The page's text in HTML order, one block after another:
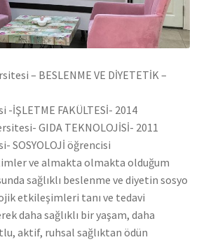
– BESLENME VE DİYETETİK –
İŞLETME FAKÜLTESİ- 2014
GIDA TEKNOLOJİSİ- 2011
SOSYOLOJİ öğrencisi
ve almakta olmakta olduğum
sağlıklı beslenme ve diyetin sosyo
etkileşimleri tanı ve tedavi
daha sağlıklı bir yaşam, daha
aktif, ruhsal sağlıktan ödün